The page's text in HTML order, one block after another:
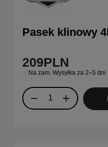
Pasek klinowy
209PLN
Na zam. Wysyłka za 2–5 dni